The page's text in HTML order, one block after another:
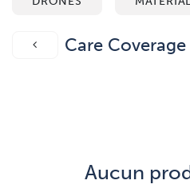
Care Coverage
Aucun